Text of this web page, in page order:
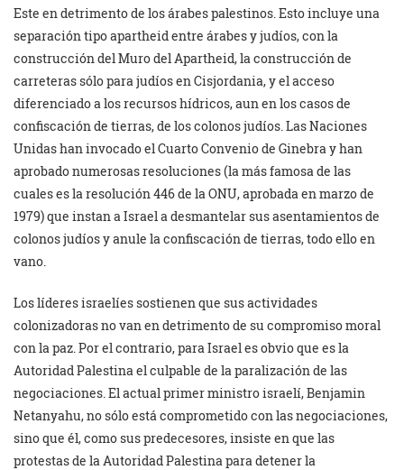
Este en detrimento de los árabes palestinos. Esto incluye una
separación tipo apartheid entre árabes y judíos, con la
construcción del Muro del Apartheid, la construcción de
carreteras sólo para judíos en Cisjordania, y el acceso
diferenciado a los recursos hídricos, aun en los casos de
confiscación de tierras, de los colonos judíos. Las Naciones
Unidas han invocado el Cuarto Convenio de Ginebra y han
aprobado numerosas resoluciones (la más famosa de las
cuales es la resolución 446 de la ONU, aprobada en marzo de
1979) que instan a Israel a desmantelar sus asentamientos de
colonos judíos y anule la confiscación de tierras, todo ello en
vano.
Los líderes israelíes sostienen que sus actividades
colonizadoras no van en detrimento de su compromiso moral
con la paz. Por el contrario, para Israel es obvio que es la
Autoridad Palestina el culpable de la paralización de las
negociaciones. El actual primer ministro israelí, Benjamin
Netanyahu, no sólo está comprometido con las negociaciones,
sino que él, como sus predecesores, insiste en que las
protestas de la Autoridad Palestina para detener la